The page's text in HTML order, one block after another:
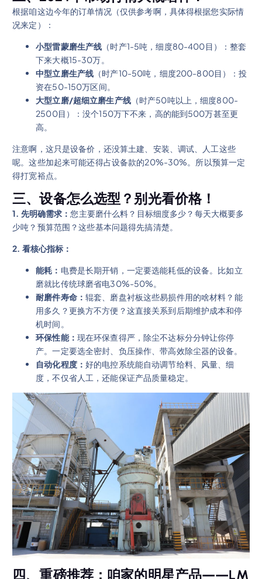
根据咱这边今年的订单情况（仅供参考啊，具体得根据您实际情
况来定）：
小型雷蒙磨生产线 （时产1-5吨，细度80-400目）：整套
下来大概15-30万。
中型立磨生产线 （时产10-50吨，细度200-800目）：投
资在50-150万区间。
大型立磨/超细立磨生产线（时产50吨以上，细度800-
2500目）：没个150万下不来，高的能到500万甚至更
高。
注意啊，这只是设备价，还没算土建、安装、调试、人工这些
呢。这些加起来可能还得占设备款的20%-30%。所以预算一定
得打宽裕点。
三、设备怎么选型？别光看价格！
1. 先明确需求：您主要磨什么料？目标细度多少？每天大概要多
少吨？预算范围？这些基本问题得先搞清楚。
2. 看核心指标：
能耗： 电费是长期开销，一定要选能耗低的设备。比如立
磨就比传统球磨省电30%-50%。
耐磨件寿命： 辊套、磨盘衬板这些易损件用的啥材料？能
用多久？更换方不方便？这直接关系到后期维护成本和停
机时间。
环保性能： 现在环保查得严，除尘不达标分分钟让你停
产。一定要选全密封、负压操作、带高效除尘器的设备。
自动化程度： 好的电控系统能自动调节给料、风量、细
度，不仅省人工，还能保证产品质量稳定。
四、重磅推荐：咱家的明星产品——LM